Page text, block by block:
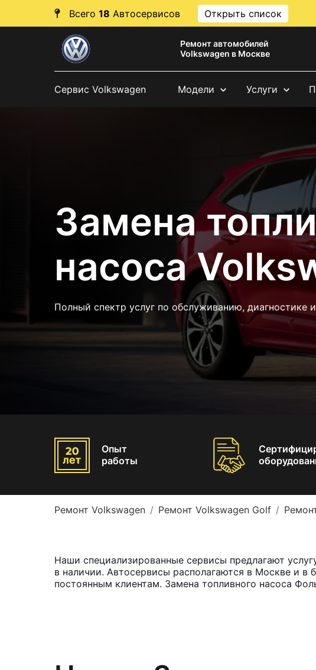
Всего 18 Автосервисов Открыть список
Ремонт автомобилей
Volkswagen в Москве
Сервис Volkswagen Модели Услуги
Замена
насоса
Полный спектр услуг по обслуживанию, диагностике
Опыт
работы
Ремонт Volkswagen Ремонт Volkswagen Golf
Наши специализированные сервисы предлагают
в наличии. Автосервисы располагаются в Москве и
постоянным клиентам. Замена топливного насоса